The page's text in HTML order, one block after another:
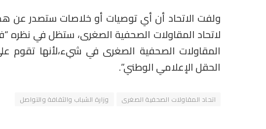
ولفت الاتحاد أن أي توصيات أو خلاصات ستصدر عن
لاتحاد المقاولات الصحفية الصغرى، ستظل في نظره
المقاولات الصحفية الصغرى في شيء،لأنها
الحقل الإعلامي الوطني”.
اتحاد المقاولات الصحفية الصغرى وزارة الشباب والثقافة والتواصل